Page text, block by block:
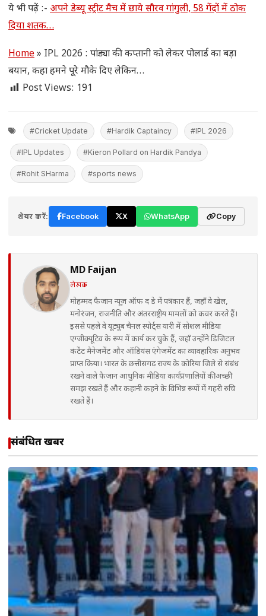
ये भी पढ़ें :- अपने डेब्यू स्ट्रीट मैच में छाये सौरव गांगुली, 58 गेंदों में ठोक
दिया शतक…
Home» IPL 2026 : पांड्या की कप्तानी को लेकर पोलार्ड का बड़ा
बयान, कहा हमने पूरे मौके दिए लेकिन…
Post Views: 191
#Cricket Update #Hardik Captaincy #IPL 2026
#IPL Updates #Kieron Pollard on Hardik Pandya
#Rohit SHarma #sports news
शेयर करें: Facebook X WhatsApp Copy
MD Faijan
लेखक
मोहम्मद फैजान न्यूज़ ऑफ द डे में पत्रकार हैं, जहाँ वे खेल,
मनोरंजन, राजनीति और अंतरराष्ट्रीय मामलों को कवर करते हैं।
इससे पहले वे यूट्यूब चैनल स्पोर्ट्स यारी में सोशल मीडिया
एग्जीक्यूटिव के रूप में कार्य कर चुके हैं, जहाँ उन्होंने डिजिटल
कंटेंट मैनेजमेंट और ऑडियंस एंगेजमेंट का व्यावहारिक अनुभव
प्राप्त किया। भारत के छत्तीसगढ़ राज्य के कोरिया जिले से संबंध
रखने वाले फैजान आधुनिक मीडिया कार्यप्रणालियों की अच्छी
समझ रखते हैं और कहानी कहने के विभिन्न रूपों में गहरी रुचि
रखते हैं।
संबंधित खबरें